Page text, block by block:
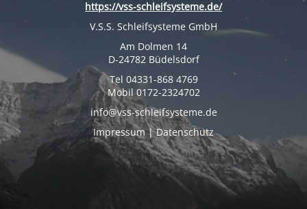
https://vss-schleifsysteme.de/
V.S.S. Schleifsysteme GmbH
Am Dolmen 14
D-24782 Büdelsdorf
Tel 04331-868 4769
Mobil 0172-2324702
info@vss-schleifsysteme.de
Impressum | Datenschutz